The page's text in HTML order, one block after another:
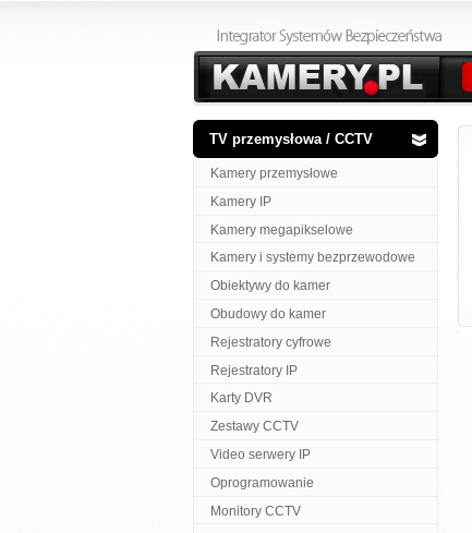
TV przemysłowa / CCTV
Kamery przemysłowe
Kamery IP
Kamery megapikselowe
Kamery i systemy bezprzewodowe
Obiektywy do kamer
Obudowy do kamer
Rejestratory cyfrowe
Rejestratory IP
Karty DVR
Zestawy CCTV
Video serwery IP
Oprogramowanie
Monitory CCTV